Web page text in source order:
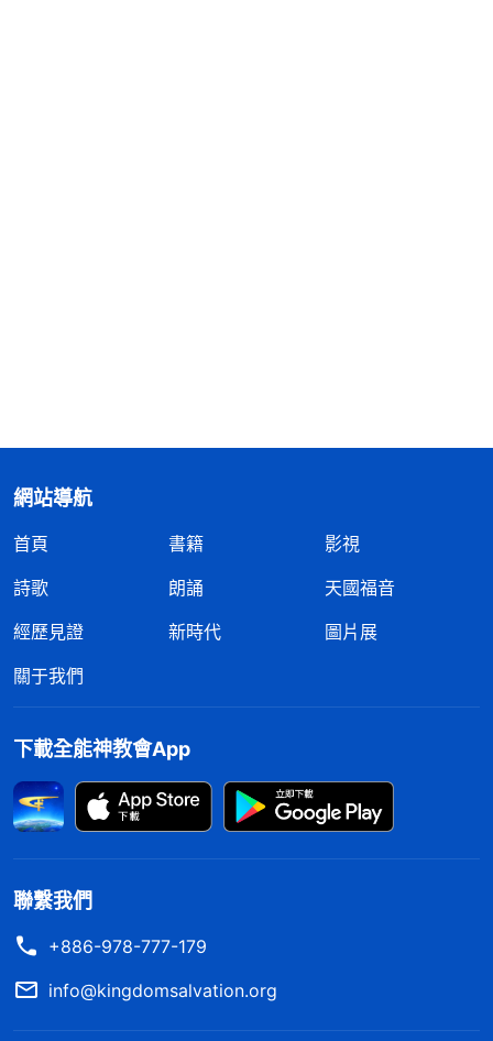
網站導航
首頁 書籍
影視
詩歌
朗誦
天國福音
經歷見證
新時代
圖片展
關于我們
下載全能神教會App
聯繫我們
+886-978-777-179
info@kingdomsalvation.org